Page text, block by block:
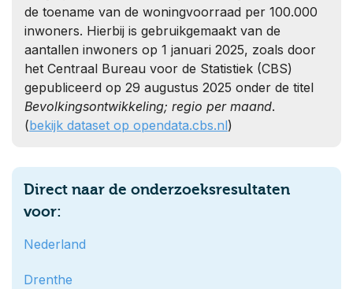
de toename van de woningvoorraad per 100.000
inwoners. Hierbij is gebruikgemaakt van de
aantallen inwoners op 1 januari 2025, zoals door
het Centraal Bureau voor de Statistiek (CBS)
gepubliceerd op 29 augustus 2025 onder de titel
Bevolkingsontwikkeling; regio per maand.
(bekijk dataset op opendata.cbs.nl)
Direct naar de onderzoeksresultaten
voor:
Nederland
Drenthe